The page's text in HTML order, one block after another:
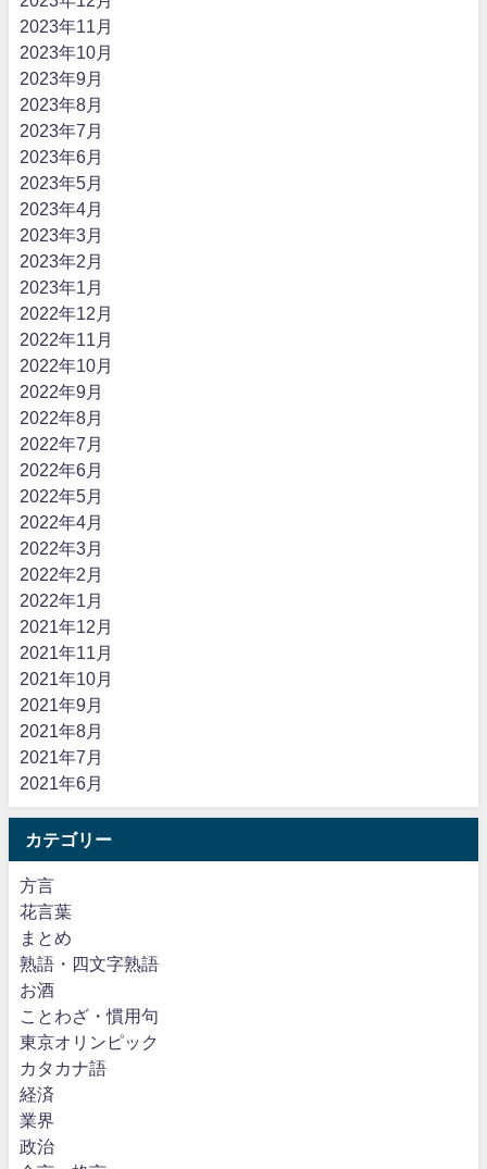
2023年11月
2023年10月
2023年9月
2023年8月
2023年7月
2023年6月
2023年5月
2023年4月
2023年3月
2023年2月
2023年1月
2022年12月
2022年11月
2022年10月
2022年9月
2022年8月
2022年7月
2022年6月
2022年5月
2022年4月
2022年3月
2022年2月
2022年1月
2021年12月
2021年11月
2021年10月
2021年9月
2021年8月
2021年7月
2021年6月
カテゴリー
方言
花言葉
まとめ
熟語・四文字熟語
お酒
ことわざ・慣用句
東京オリンピック
カタカナ語
経済
業界
政治